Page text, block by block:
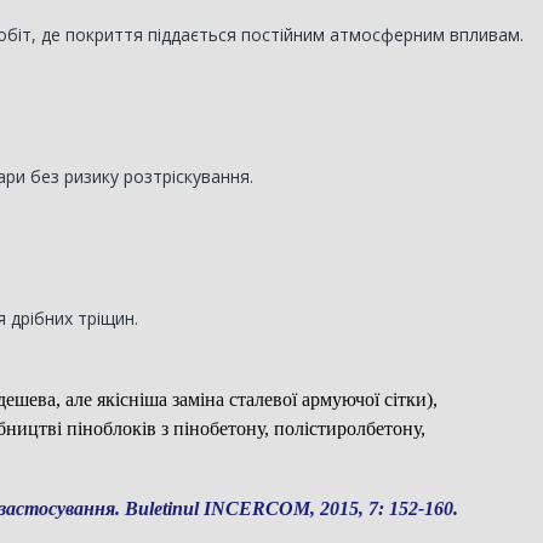
де покриття піддається постійним атмосферним впливам.
без ризику розтріскування.
тріщин.
але якісніша заміна сталевої армуючої сітки),
піноблоків з пінобетону, полістиролбетону,
Buletinul INCERCOM, 2015, 7: 152-160.